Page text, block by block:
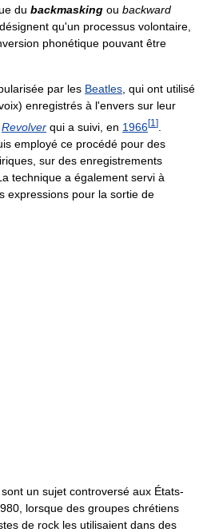
du backmasking ou backward
qu'un processus volontaire,
phonétique pouvant être
par les Beatles , qui ont utilisé
enregistrés à l'envers sur leur
Revolver qui a suivi, en 1966[1 ]
employé ce procédé pour des
sur des enregistrements
technique a également servi à
expressions pour la sortie de
un sujet controversé aux États-
lorsque des groupes chrétiens
de rock les utilisaient dans des